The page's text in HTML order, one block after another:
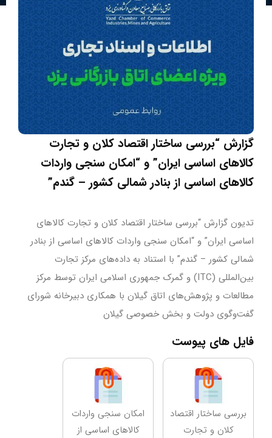
گزارش “بررسی ساختار اقتصاد کلان و تجارت
کالاهای اساسی ایران” و “امکان سنجی واردات
کالاهای اساسی از بنادر شمالی کشور – گندم”
تدیون گزارش “بررسی ساختار اقتصاد کلان و تجارت کالاهای
اساسی ایران” و “امکان سنجی واردات کالاهای اساسی از بنادر
شمالی کشور – گندم” با استناد به داده‌های مرکز تجارت
بین‌المللی (ITC) و گمرک جمهوری اسلامی ایران توسط مرکز
مطالعات و پژوهش‌های اتاق گیلان با همکاری دبیرخانه شورای
گفت‌و‌گوی دولت و بخش خصوصی گیلان
فایل های پیوست
بررسی ساختار اقتصاد
کلان و تجارت
امکان سنجی واردات
کالاهای اساسی از